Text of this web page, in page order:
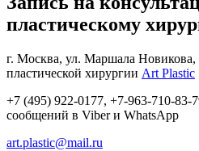
пластическому
г. Москва, ул. Маршала Новикова,
пластической хирургии Art Plastic
+7 (495) 922-0177, +7-963-710-83-
сообщений в Viber и WhatsApp
art.plastic@mail.ru